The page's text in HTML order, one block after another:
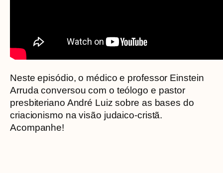
Neste episódio, o médico e professor Einstein
Arruda conversou com o teólogo e pastor
presbiteriano André Luiz sobre as bases do
criacionismo na visão judaico-cristã.
Acompanhe!